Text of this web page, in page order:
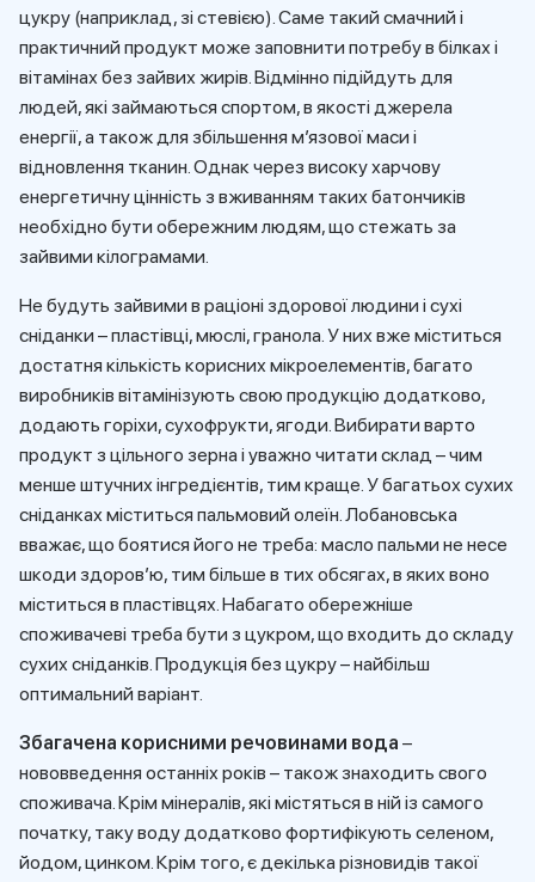
цукру (наприклад, зі стевією). Саме такий смачний і
практичний продукт може заповнити потребу в білках і
вітамінах без зайвих жирів. Відмінно підійдуть для
людей, які займаються спортом, в якості джерела
енергії, а також для збільшення м’язової маси і
відновлення тканин. Однак через високу харчову
енергетичну цінність з вживанням таких батончиків
необхідно бути обережним людям, що стежать за
зайвими кілограмами.
Не будуть зайвими в раціоні здорової людини і сухі
сніданки – пластівці, мюслі, гранола. У них вже міститься
достатня кількість корисних мікроелементів, багато
виробників вітамінізують свою продукцію додатково,
додають горіхи, сухофрукти, ягоди. Вибирати варто
продукт з цільного зерна і уважно читати склад – чим
менше штучних інгредієнтів, тим краще. У багатьох сухих
сніданках міститься пальмовий олеїн. Лобановська
вважає, що боятися його не треба: масло пальми не несе
шкоди здоров’ю, тим більше в тих обсягах, в яких воно
міститься в пластівцях. Набагато обережніше
споживачеві треба бути з цукром, що входить до складу
сухих сніданків. Продукція без цукру – найбільш
оптимальний варіант.
Збагачена корисними речовинами вода –
нововведення останніх років – також знаходить свого
споживача. Крім мінералів, які містяться в ній із самого
початку, таку воду додатково фортифікують селеном,
йодом, цинком. Крім того, є декілька різновидів такої